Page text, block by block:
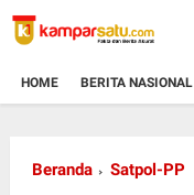
HOME BERITA NASIONAL
Beranda Satpol-PP